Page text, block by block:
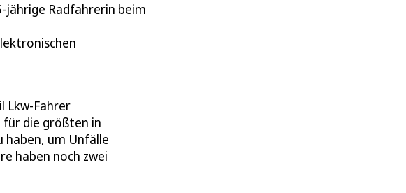
jährige Radfahrerin beim
Lkw-Fahrer
für die größten in
haben, um Unfälle
haben noch zwei